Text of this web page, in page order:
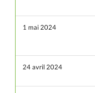
1 mai 2024
24 avril 2024